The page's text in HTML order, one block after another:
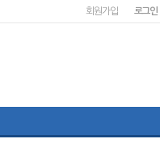
회원가입 로그인